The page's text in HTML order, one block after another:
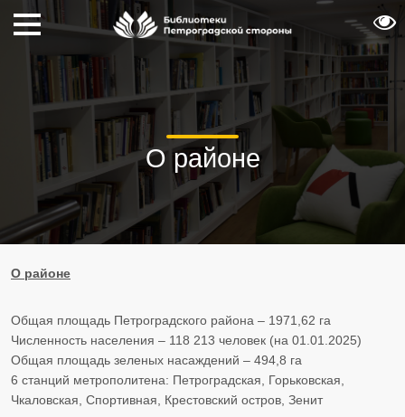
О районе
О районе
Общая площадь Петроградского района – 1971,62 га
Численность населения – 118 213 человек (на 01.01.2025)
Общая площадь зеленых насаждений – 494,8 га
6 станций метрополитена: Петроградская, Горьковская,
Чкаловская, Спортивная, Крестовский остров, Зенит